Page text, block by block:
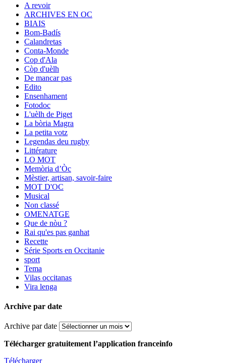
A revoir
ARCHIVES EN OC
BIAIS
Bom-Badís
Calandretas
Conta-Monde
Cop d'Ala
Còp d'uèlh
De mancar pas
Edito
Ensenhament
Fotodoc
L'uèlh de Piget
La bòria Magra
La petita votz
Legendas deu rugby
Littérature
LO MOT
Memòria d’Òc
Mèstier, artisan, savoir-faire
MOT D'OC
Musical
Non classé
OMENATGE
Que de nòu ?
Rai qu'es pas ganhat
Recette
Série Sports en Occitanie
sport
Tema
Vilas occitanas
Vira lenga
Archive par date
Archive par date
Télécharger gratuitement l’application franceinfo
Télécharger